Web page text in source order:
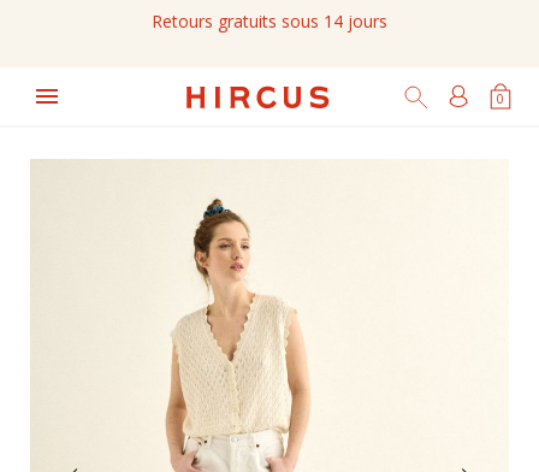
Retours gratuits sous 14 jours
0